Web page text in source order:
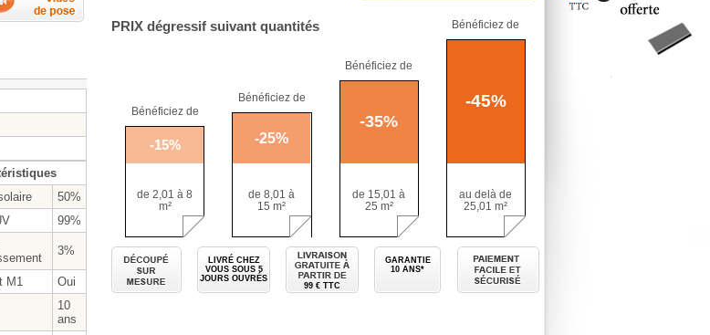
50%
99%
3%
M1 Oui
10
ans
PRIX dégressif suivant quantités
Bénéficiez de
-15%
de 2,01 à 8
m²
Bénéficiez de
-25%
de 8,01 à
15 m²
Bénéficiez de
-35%
de 15,01 à
25 m²
Bénéficiez de
-45%
au delà de
25,01 m²
Découpé sur mesure
LIVRÉ CHEZ
VOUS SOUS 5
JOURS OUVRÉS
Livraison gratuite à partir de
99 € TTC
GARANTIE
10 ANS*